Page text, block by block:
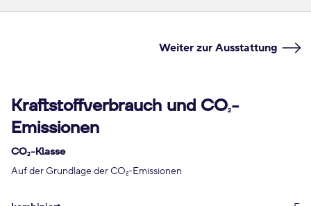
Weiter zur Ausstattung
Kraftstoffverbrauch und CO2-
Emissionen
CO2-Klasse
Auf der Grundlage der CO2-Emissionen